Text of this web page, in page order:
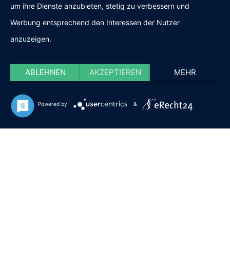
um ihre Dienste anzubieten, stetig zu verbessern und
Werbung entsprechend den Interessen der Nutzer
anzuzeigen.
ABLEHNEN AKZEPTIEREN MEHR
Powered by &